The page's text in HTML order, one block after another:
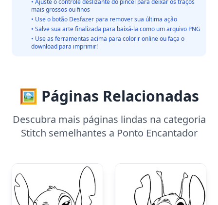
• Ajuste o controle deslizante do pincel para deixar os traços
mais grossos ou finos
• Use o botão Desfazer para remover sua última ação
• Salve sua arte finalizada para baixá-la como um arquivo PNG
• Use as ferramentas acima para colorir online ou faça o
download para imprimir!
🖼️ Páginas Relacionadas
Descubra mais páginas lindas na categoria
Stitch semelhantes a Ponto Encantador